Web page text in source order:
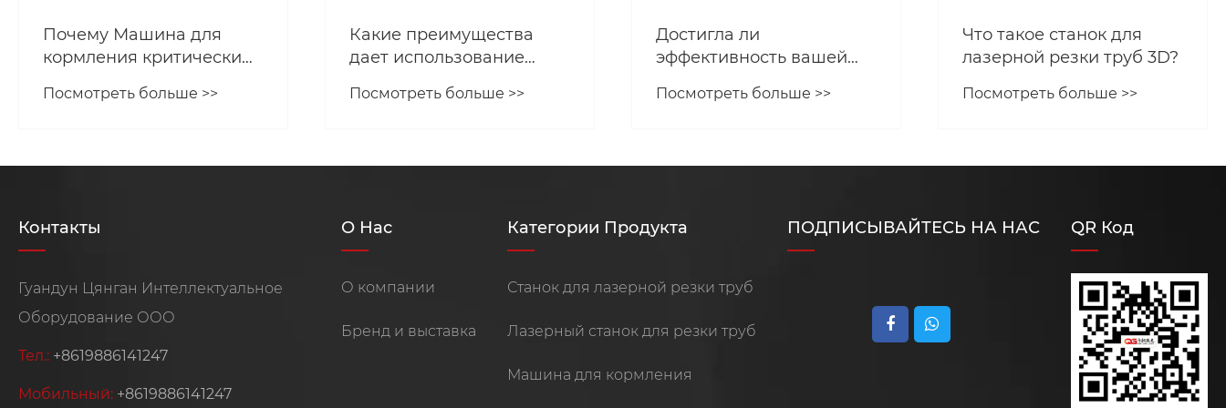
Почему Машина для
кормления критически
автоматизации тяжелой
Посмотреть больше >>
Какие преимущества
дает использование
для лазерной резки труб
Посмотреть больше >>
Достигла ли
эффективность вашей
предела?
Посмотреть больше >>
Что такое станок для
лазерной резки труб 3D?
Посмотреть больше >>
Контакты
Гуандун Цянган Интеллектуальное
Оборудование ООО
Тел.: +8619886141247
Мобильный: +8619886141247
О Нас
О компании
Бренд и выставка
Категории Продукта
Станок для лазерной резки труб
Лазерный станок для резки труб
Машина для кормления
ПОДПИСЫВАЙТЕСЬ НА НАС QR Код